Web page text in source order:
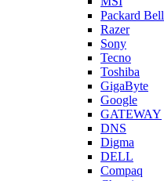
Packard Bell
Razer
Sony
Tecno
Toshiba
GigaByte
Google
GATEWAY
DNS
Digma
DELL
Compaq